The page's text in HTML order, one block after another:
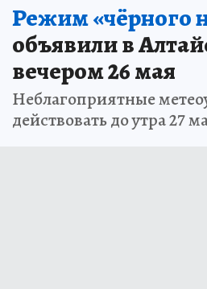
Режим «чёрного
объявили в
вечером 26 мая
Неблагоприятные
действовать до утра 27